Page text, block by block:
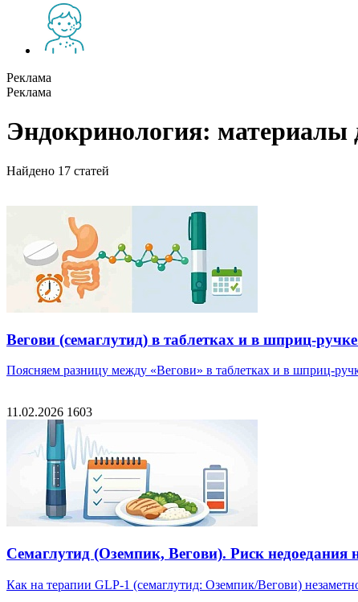
Реклама
Реклама
Эндокринология: материалы
Найдено 17 статей
Вегови (семаглутид) в таблетках и в шприц-
Поясняем разницу между «Вегови» в таблетках и в шприц-
11.02.2026 1603
Семаглутид (Оземпик, Вегови). Риск недоедания
Как на терапии GLP-1 (семаглутид: Оземпик/Вегови)